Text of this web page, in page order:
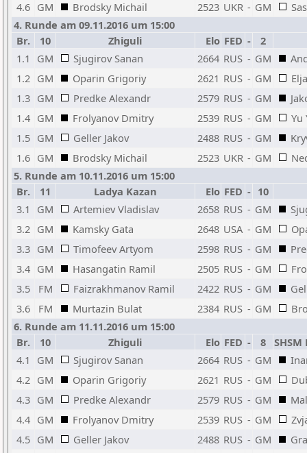
4.6 GM Brodsky Michail 2523 UKR - GM
4. Runde am 09.11.2016 um 15:00
Br.
10 Zhiguli Elo FED -
2
1.1
GM Sjugirov Sanan 2664 RUS - GM
1.2 GM Oparin Grigoriy 2621 RUS - GM
1.3 GM Predke Alexandr 2579 RUS - GM
1.4 GM Frolyanov Dmitry 2539 RUS - GM
Yu
1.5 GM Geller Jakov 2488 RUS - GM
1.6 GM Brodsky Michail 2523 UKR - GM
5. Runde am 10.11.2016 um 15:00
Br.
11 Ladya Kazan Elo FED - 10
3.1
GM Artemiev Vladislav 2658 RUS - GM
3.2 GM Kamsky Gata 2648 USA - GM
3.3 GM Timofeev Artyom 2598 RUS - GM
3.4 GM Hasangatin Ramil 2505 RUS - GM
3.5
FM Faizrakhmanov Ramil 2422 RUS - GM
3.6
FM Murtazin Bulat 2384 RUS - GM
6. Runde am 11.11.2016 um 15:00
Br.
10 Zhiguli Elo FED - 8
4.1
GM Sjugirov Sanan 2664 RUS - GM
4.2 GM Oparin Grigoriy 2621 RUS - GM
4.3 GM Predke Alexandr 2579 RUS - GM
4.4 GM Frolyanov Dmitry 2539 RUS - GM
4.5 GM Geller Jakov 2488 RUS - GM